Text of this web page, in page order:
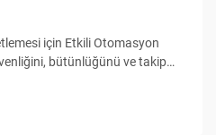
için Etkili Otomasyon
bütünlüğünü ve takip
karşılamak için üreticiler,